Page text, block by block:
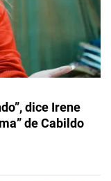
dice Irene
de Cabildo